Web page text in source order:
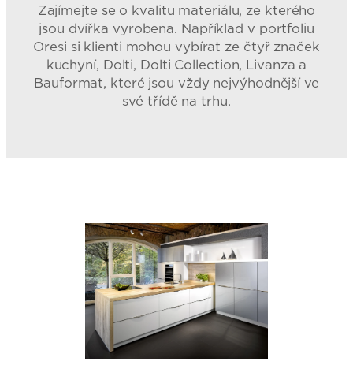
Zajímejte se o kvalitu materiálu, ze kterého
jsou dvířka vyrobena. Například v portfoliu
Oresi si klienti mohou vybírat ze čtyř značek
kuchyní, Dolti, Dolti Collection, Livanza a
Bauformat, které jsou vždy nejvýhodnější ve
své třídě na trhu.